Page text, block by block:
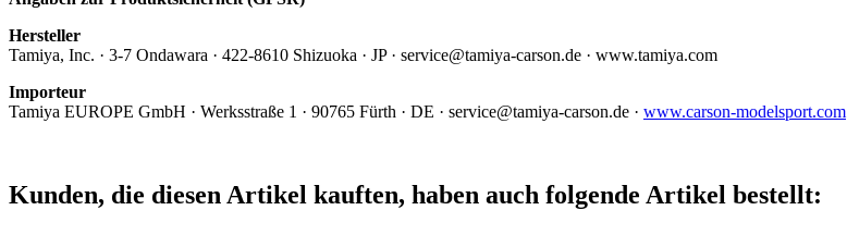
Hersteller
Tamiya, Inc. · 3-7 Ondawara · 422-8610 Shizuoka · JP · service@tamiya-carson.de · www.tamiya.com
Importeur
Tamiya EUROPE GmbH · Werksstraße 1 · 90765 Fürth · DE · service@tamiya-carson.de · www.carson-modelsport.com
Kunden, die diesen Artikel kauften, haben auch folgende Artikel bestellt: